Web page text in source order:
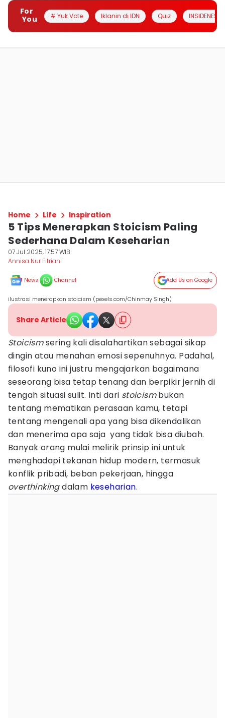
For
You
# Yuk Vote Iklanin di IDN Quiz INSIDENESIA
Home Life Inspiration
5 Tips Menerapkan Stoicism Paling
Sederhana Dalam Keseharian
07 Jul 2025, 17:57 WIB
Annisa Nur Fitriani
News Channel Add Us on Google
ilustrasi menerapkan stoicism (pexels.com/Chinmay Singh)
Share Article
Stoicismsering kali disalahartikan sebagai sikap
dingin atau menahan emosi sepenuhnya. Padahal,
filosofi kuno ini justru mengajarkan bagaimana
seseorang bisa tetap tenang dan berpikir jernih di
tengah situasi sulit. Inti dari stoicismbukan
tentang mematikan perasaan kamu, tetapi
tentang mengenali apa yang bisa dikendalikan
dan menerima apa saja yang tidak bisa diubah.
Banyak orang mulai melirik prinsip ini untuk
menghadapi tekanan hidup modern, termasuk
konflik pribadi, beban pekerjaan, hingga
overthinkingdalam keseharian.